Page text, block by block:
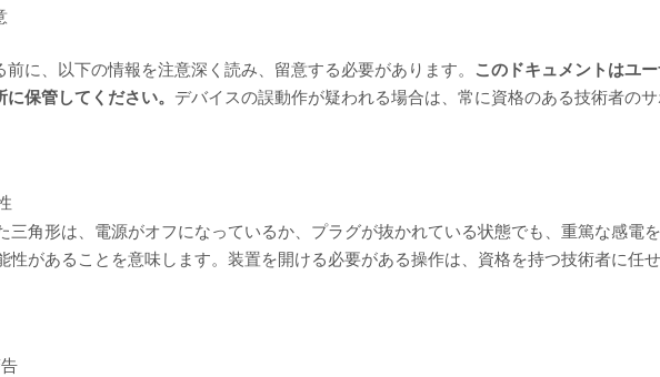
前に、以下の情報を注意深く読み、留意する必要があります。 このドキュメントはユ
保管してください。 デバイスの誤動作が疑われる場合は、常に資格のある技術者の
三角形は、電源がオフになっているか、プラグが抜かれている状態でも、重篤な感電
性があることを意味します。装置を開ける必要がある操作は、資格を持つ技術者に任せ